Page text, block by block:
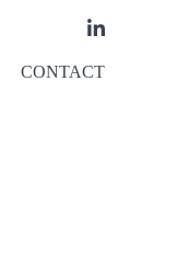
CONTACT